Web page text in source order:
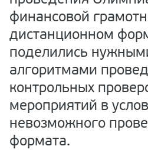
финансовой
дистанционном
поделились
алгоритмами
контрольных
мероприятий в
невозможного
формата.